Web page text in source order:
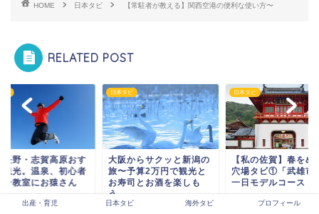
HOME 日本タビ 【常駐者が教える】関西空港の便利な使い方〜
RELATED POST
からサクッと新潟の
予算2万円で観光と
司とお酒を楽しも
2019年4月11日
日本タビ
【私の佐賀】春をめぐる
穴場タビ①「武雄市」の
一日モデルコース
2019年5月17日
日本タビ
冬の長野・志賀高原
すめ観光。温泉、初
スキー教室にお猿さ
2017年3
出産・育児 日本タビ 海外タビ プロフィール